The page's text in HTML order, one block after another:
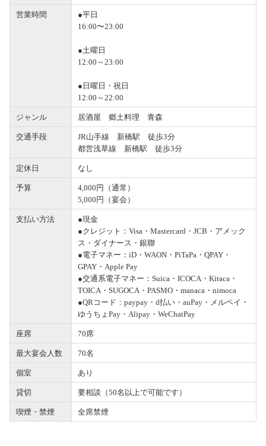
営業時間
●平日
16:00〜23:00
●土曜日
12:00～23:00
●日曜日・祝日
12:00～22:00
ジャンル 居酒屋 郷土料理 青森
交通手段
JR山手線 新橋駅 徒歩3分
都営浅草線 新橋駅 徒歩3分
定休日 なし
予算
4,000円（通常）
5,000円（宴会）
支払い方法
●現金
●クレジット：Visa・Mastercard・JCB・アメック
ス・ダイナース・銀聯
●電子マネー：iD・WAON・PiTaPa・QPAY・
GPAY・Apple Pay
●交通系電子マネー：Suica・ICOCA・Kitaca・
TOICA・SUGOCA・PASMO・manaca・nimoca
●QRコード：paypay・d払い・auPay・メルペイ・
ゆうちょPay・Alipay・WeChatPay
座席 70席
最大宴会人数 70名
個室 あり
貸切 要相談（50名以上で可能です）
喫煙・禁煙 全席禁煙